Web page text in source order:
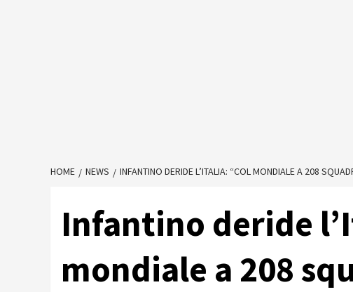
HOME NEWS INFANTINO DERIDE L’ITALIA: “COL MONDIALE A 208
Infantino deride
mondiale a 208